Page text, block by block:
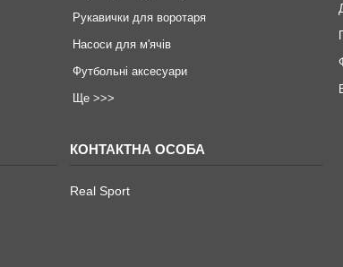
Рукавички для воротаря
Насоси для м'ячів
Футбольні аксесуари
Ще >>>
Real Sport